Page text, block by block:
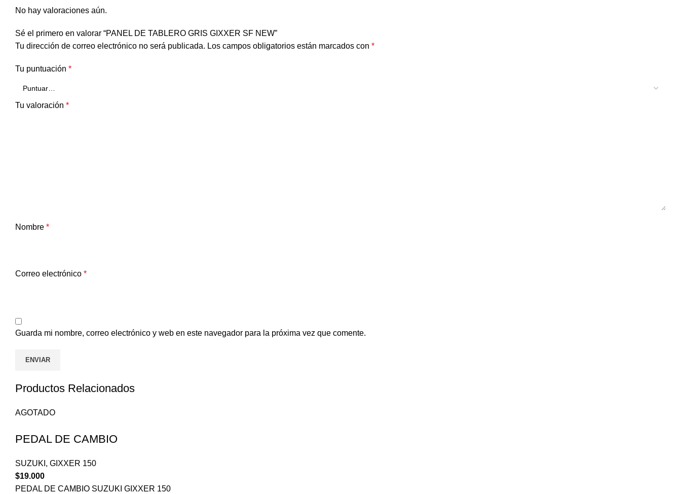
No hay valoraciones aún.
Sé el primero en valorar “PANEL DE TABLERO GRIS GIXXER SF NEW”
Tu dirección de correo electrónico no será publicada. Los campos obligatorios están marcados con *
Tu puntuación *
Tu valoración *
Nombre *
Correo electrónico *
Guarda mi nombre, correo electrónico y web en este navegador para la próxima vez que comente.
Productos Relacionados
AGOTADO
PEDAL DE CAMBIO
SUZUKI , GIXXER 150
$19.000
PEDAL DE CAMBIO SUZUKI GIXXER 150